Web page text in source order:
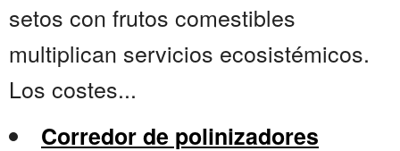
setos con frutos comestibles
multiplican servicios ecosistémicos.
Los costes...
Corredor de polinizadores